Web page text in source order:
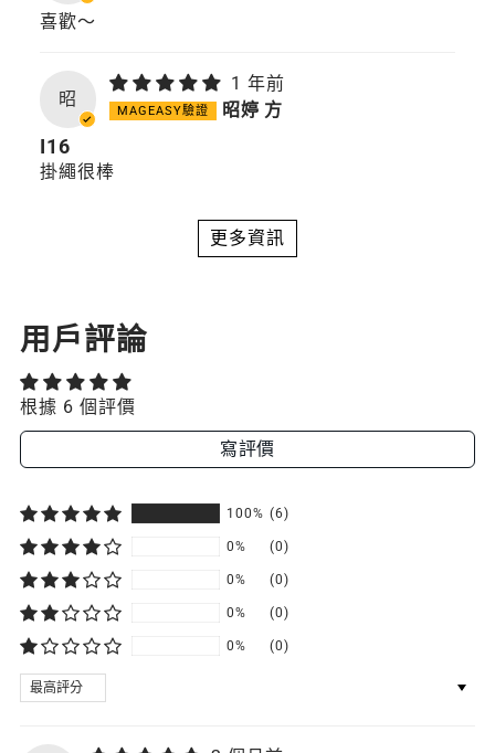
喜歡～
昭
1 年前
昭婷 方
I16
掛繩很棒
更多資訊
用戶評論
根據 6 個評價
寫評價
100% (6)
0% (0)
0% (0)
0% (0)
0% (0)
SORT BY